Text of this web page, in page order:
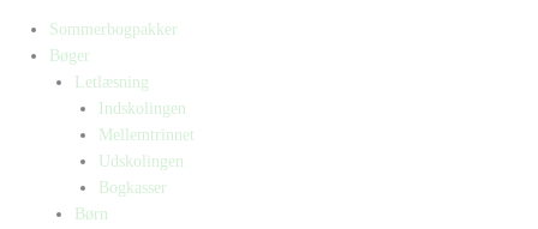
Sommerbogpakker
Bøger
Letlæsning
Indskolingen
Mellemtrinnet
Udskolingen
Bogkasser
Børn